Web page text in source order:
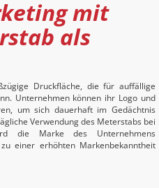
mit
als
Druckfläche, die für auffällige
Unternehmen können ihr Logo und
um sich dauerhaft im Gedächtnis
Verwendung des Meterstabs bei
die Marke des Unternehmens
einer erhöhten Markenbekanntheit